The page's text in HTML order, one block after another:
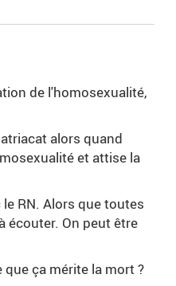
de l'homosexualité,
alors quand
et attise la
RN. Alors que toutes
écouter. On peut être
ça mérite la mort ?